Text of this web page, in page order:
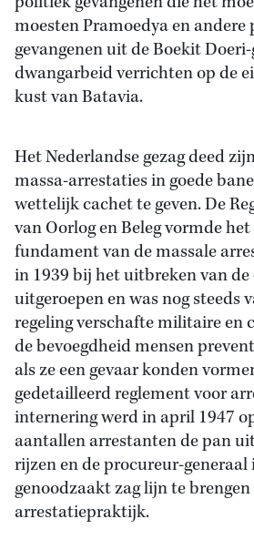
moesten Pramoedya en
gevangenen uit de Boekit
dwangarbeid verrichten op de
kust van Batavia.
Het Nederlandse gezag deed
massa-arrestaties in goede
wettelijk cachet te geven. De
van Oorlog en Beleg vormde
fundament van de massale
in 1939 bij het uitbreken van
uitgeroepen en was nog steeds
regeling verschafte militaire en
de bevoegdheid mensen
als ze een gevaar konden
gedetailleerd reglement voor
internering werd in april 1947
aantallen arrestanten de pan
rijzen en de procureur-
genoodzaakt zag lijn te
arrestatiepraktijk.